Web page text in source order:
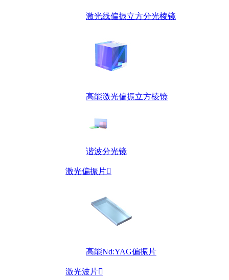
激光线偏振立方分光棱镜
高能激光偏振立方棱镜
谐波分光镜
激光偏振片
高能Nd:YAG偏振片
激光波片